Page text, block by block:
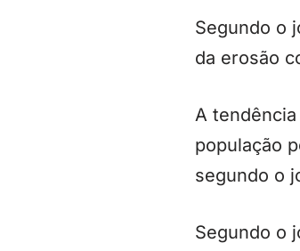
Segundo o
da erosão
A
população
segundo o
Segundo o